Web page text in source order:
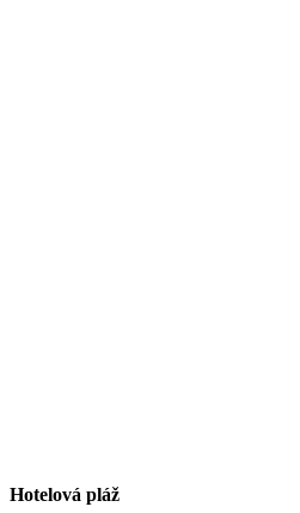
Hotelová pláž